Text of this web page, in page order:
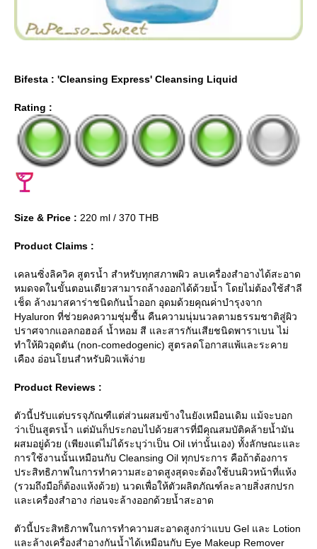
Bifesta : 'Cleansing Express' Cleansing Liquid
Rating :
Size & Price : 220 ml / 370 THB
Product Claims :
เคลนซิ่งลิควิค สูตรน้ำ สำหรับทุกสภาพผิว ลบเครื่องสำอางได้สะอาด
หมดจดในขั้นตอนเดียวสามารถล้างออกได้ด้วยน้ำ โดยไม่ต้องใช้สำลี
เช็ด ล้างมาสคาร่าชนิดกันน้ำออก อุดมด้วยคุณค่าบำรุงจาก
Hyaluron ที่ช่วยคงความชุ่มชื้น คืนความนุ่มนวลตามธรรมชาติสู่ผิว
ปราศจากแอลกอฮอล์ น้ำหอม สี และสารกันเสียชนิดพาราเบน ไม่
ทำให้ผิวอุดตัน (non-comedogenic) สูตรลดโอกาสแพ้และระคา
เคือง อ่อนโยนสำหรับผิวแพ้ง่า
Product Reviews :
ตัวนี้ปรับแต่บรรจุภัณฑืแต่ส่วนผสมข้างในยังเหมือนเดิม แม้จะบอก
ว่าเป็นสูตรน้ำ แต่มันก็ประกอบไปด้วยสารที่มีคุณสมบัติคล้ายน้ำมัน
ผสมอยู่ด้วย (เพียงแต่ไม่ได้ระบุว่าเป็น Oil เท่านั้นเอง) ทั้งลักษณะและ
การใช้งานนั้นเหมือนกับ Cleansing Oil ทุกประการ คือถ้าต้องการ
ประสิทธิภาพในการทำความสะอาดสูงสุดจะต้องใช้บนผิวหน้าที่แห้ง
(รวมถึงมือก็ต้องแห้งด้วย) นวดเพื่อให้ตัวผลิตภัณฑ์ละลายสิ่งสกปรก
ละเครื่องสำอาง ก่อนจะล้างออกด้วยน้ำสะอาด
ตัวนี้ประสิทธิภาพในการทำความสะอาดสูงกว่าแบบ Gel และ Lotion
ละล้างเครื่องสำอางกันน้ำได้เหมือนกับ Eye Makeup Remover